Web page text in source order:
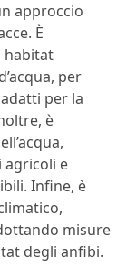
approccio
È
habitat
per
per la
è
agricoli e
Infine, è
misure
degli anfibi.